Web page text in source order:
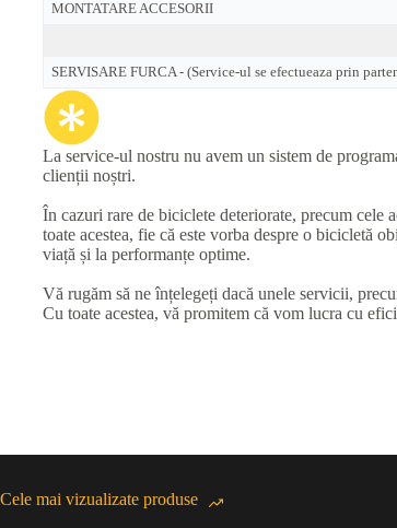
MONTATARE ACCESORII
SERVISARE FURCA - (Service-ul se efectueaza prin
La service-ul nostru nu avem un sistem de
clienții noștri.
În cazuri rare de biciclete deteriorate, precum cele
toate acestea, fie că este vorba despre o bicicletă
viață și la performanțe optime.
Vă rugăm să ne înțelegeți dacă unele servicii,
Cu toate acestea, vă promitem că vom lucra cu
Cele mai vizualizate produse